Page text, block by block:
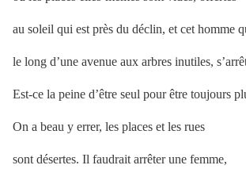
au soleil qui est près du déclin, et cet homme
le long d’une avenue aux arbres inutiles,
Est-ce la peine d’être seul pour être toujours
On a beau y errer, les places et les rues
sont désertes. Il faudrait arrêter une femme,